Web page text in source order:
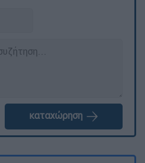
καταχώρηση